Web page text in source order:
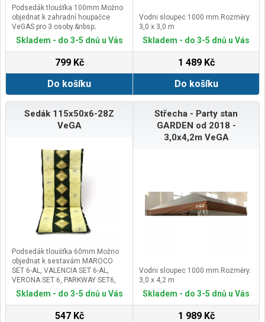
Podsedák tloušťka 100mm.Možno
objednat k zahradní houpačce
VeGAS pro 3 osoby.&nbsp;
Skladem - do 3-5 dnů u Vás
799 Kč
Do košíku
Vodni sloupec 1000 mm.Rozměry:
3,0 x 3,0 m
Skladem - do 3-5 dnů u Vás
1 489 Kč
Do košíku
Sedák 115x50x6-28Z
VeGA
Podsedák tloušťka 60mm.Možno
objednat k sestavám MAROCO
SET 6-AL, VALENCIA SET 6-AL,
VERONA SET 6, PARKWAY SET6,
PARIS SET 6, VeGAS 4-AL a VeGAS
6-AL.
Skladem - do 3-5 dnů u Vás
547 Kč
Střecha - Party stan
GARDEN od 2018 -
3,0x4,2m VeGA
Vodni sloupec 1000 mm.Rozměry:
3,0 x 4,2 m
Skladem - do 3-5 dnů u Vás
1 989 Kč